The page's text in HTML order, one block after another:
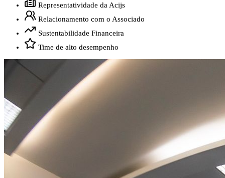
Representatividade da Acijs
Relacionamento com o Associado
Sustentabilidade Financeira
Time de alto desempenho